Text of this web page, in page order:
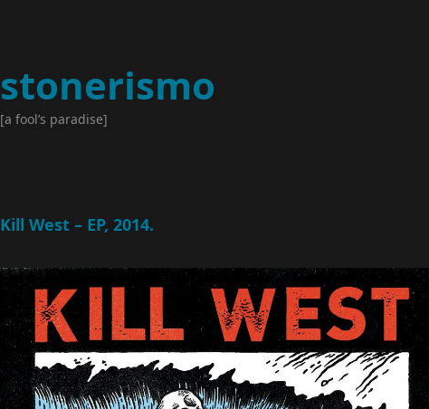
stonerismo
[a fool’s paradise]
Kill West – EP, 2014.